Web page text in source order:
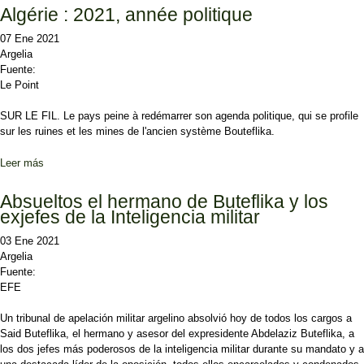
Algérie : 2021, année politique
07 Ene 2021
Argelia
Fuente:
Le Point
SUR LE FIL. Le pays peine à redémarrer son agenda politique, qui se profile
sur les ruines et les mines de l'ancien système Bouteflika.
Leer más
Absueltos el hermano de Buteflika y los
exjefes de la Inteligencia militar
03 Ene 2021
Argelia
Fuente:
EFE
Un tribunal de apelación militar argelino absolvió hoy de todos los cargos a
Said Buteflika, el hermano y asesor del expresidente Abdelaziz Buteflika, a
los dos jefes más poderosos de la inteligencia militar durante su mandato y a